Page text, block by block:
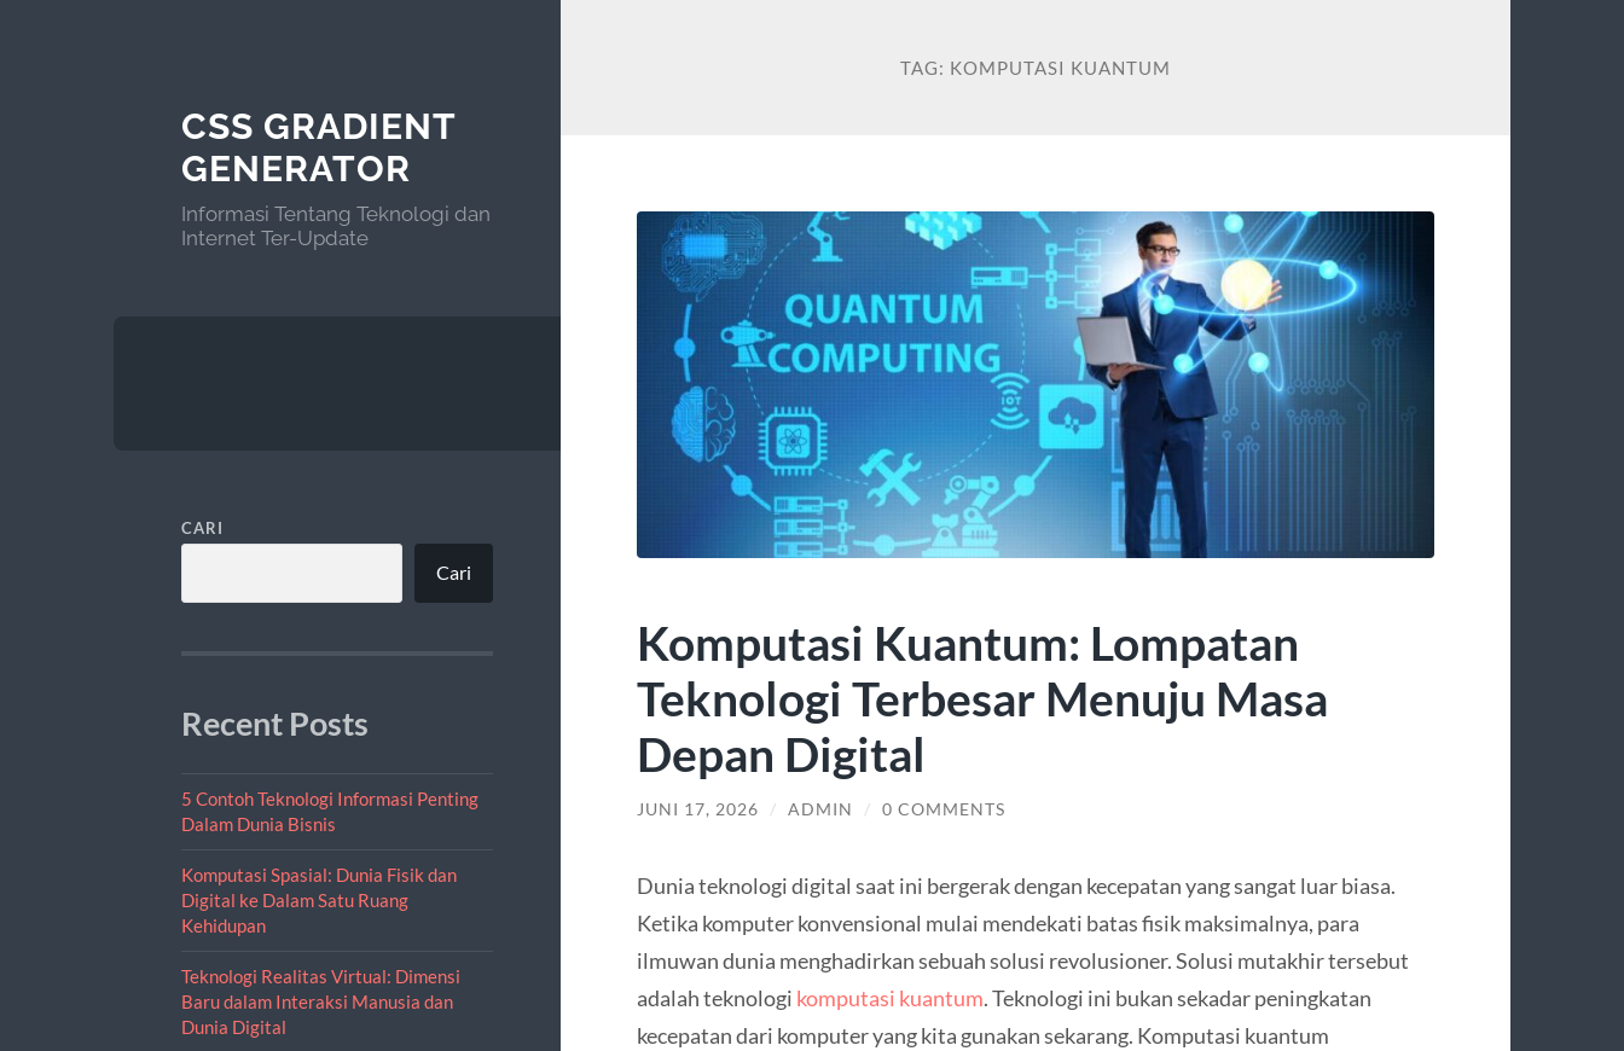
CSS GRADIENT
GENERATOR
Informasi Tentang Teknologi dan
Internet Ter-Update
CARI
Cari
Recent Posts
5 Contoh Teknologi Informasi Penting
Dalam Dunia Bisnis
Komputasi Spasial: Dunia Fisik dan
Digital ke Dalam Satu Ruang
Kehidupan
Teknologi Realitas Virtual: Dimensi
Baru dalam Interaksi Manusia dan
Dunia Digital
TAG: KOMPUTASI KUANTUM
Komputasi Kuantum: Lompatan
Teknologi Terbesar Menuju Masa
Depan Digital
JUNI 17, 2026 / ADMIN / 0 COMMENTS
Dunia teknologi digital saat ini bergerak dengan kecepatan yang sangat luar biasa.
Ketika komputer konvensional mulai mendekati batas fisik maksimalnya, para
ilmuwan dunia menghadirkan sebuah solusi revolusioner. Solusi mutakhir tersebut
adalah teknologi komputasi kuantum. Teknologi ini bukan sekadar peningkatan
kecepatan dari komputer yang kita gunakan sekarang. Komputasi kuantum